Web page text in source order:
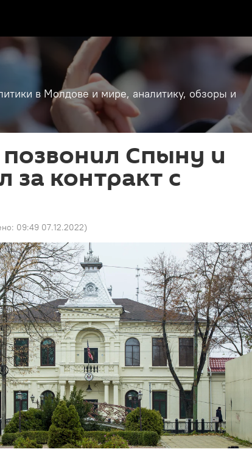
в Молдове и мире, аналитику, обзоры и
Спыну и
за контракт с
09:49 07.12.2022)